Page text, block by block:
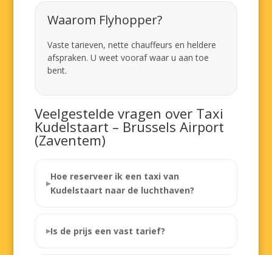
Waarom Flyhopper?
Vaste tarieven, nette chauffeurs en heldere
afspraken. U weet vooraf waar u aan toe
bent.
Veelgestelde vragen over Taxi
Kudelstaart – Brussels Airport
(Zaventem)
Hoe reserveer ik een taxi van
Kudelstaart naar de luchthaven?
Is de prijs een vast tarief?